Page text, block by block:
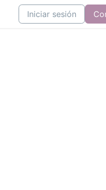
Iniciar sesión